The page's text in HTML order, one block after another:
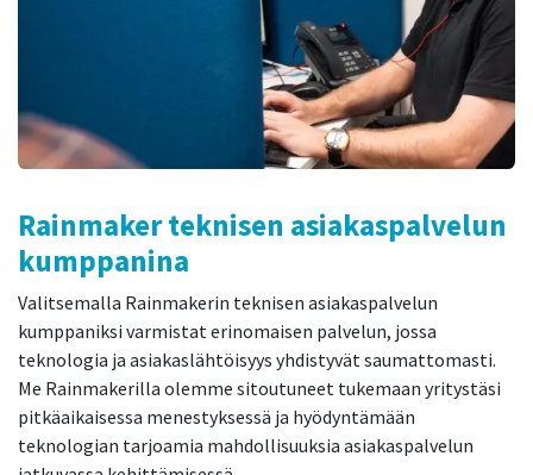
Rainmaker teknisen asiakaspalvelun
kumppanina
Valitsemalla Rainmakerin teknisen asiakaspalvelun
kumppaniksi varmistat erinomaisen palvelun, jossa
teknologia ja asiakaslähtöisyys yhdistyvät saumattomasti.
Me Rainmakerilla olemme sitoutuneet tukemaan yritystäsi
pitkäaikaisessa menestyksessä ja hyödyntämään
teknologian tarjoamia mahdollisuuksia asiakaspalvelun